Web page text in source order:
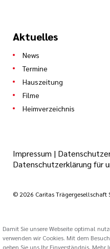
Aktuelles
News
Termine
Hauszeitung
Filme
Heimverzeichnis
© 2026 Caritas Trägergesellschaft
Impressum |
Datenschutzerklärung für
Damit Sie unsere Webseite optimal
verwenden wir Cookies. Mit dem
geben Sie uns Ihr Einverständnis. Mehr